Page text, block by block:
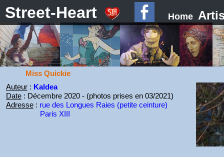
Street-Heart Home
Miss Quickie
Auteur: Kaldea
Date: Décembre 2020 - (photos prises en 03/2021)
Adresse: rue des Longues Raies (petite ceinture)
Paris XIII